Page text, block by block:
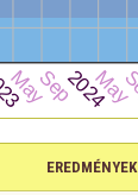
EREDMÉNYEK